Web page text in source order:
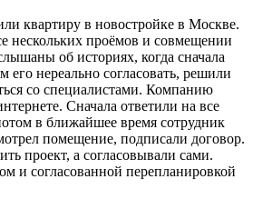
квартиру в новостройке в Москве.
нескольких проёмов и совмещении
об историях, когда сначала
его нереально согласовать, решили
со специалистами. Компанию
Сначала ответили на все
в ближайшее время сотрудник
помещение, подписали договор.
проект, а согласовывали сами.
и согласованной перепланировкой